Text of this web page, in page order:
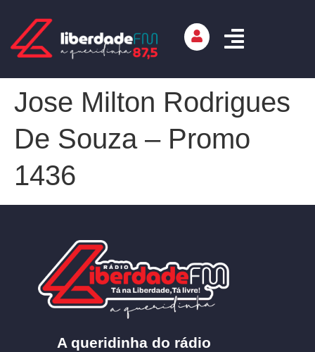
Jose Milton Rodrigues
De Souza – Promo
1436
A queridinha do rádio